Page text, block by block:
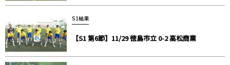
S1結果
【S1 第6節】11/29 徳島市立 0-2 高松商業